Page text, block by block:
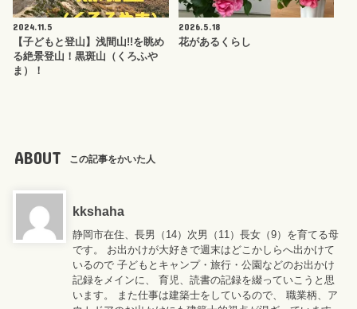
2024.11.5
【子どもと登山】浅間山!!を眺め
る絶景登山！黒斑山（くろふや
ま）！
2026.5.18
花があるくらし
ABOUT この記事をかいた人
kkshaha
静岡市在住、長男（14）次男（11）長女（9）を育てる母
です。 お出かけが大好きで週末はどこかしらへ出かけて
いるので 子どもとキャンプ・旅行・公園などのお出かけ
記録をメインに、 育児、読書の記録を綴っていこうと思
います。 また仕事は建築士をしているので、 職業柄、ア